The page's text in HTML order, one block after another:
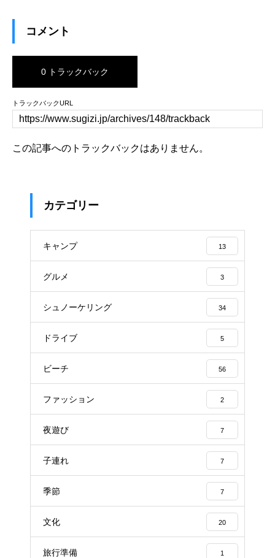
コメント
0 トラックバック
トラックバックURL
この記事へのトラックバックはありません。
カテゴリー
キャンプ 13
グルメ 3
シュノーケリング 34
ドライブ 5
ビーチ 56
ファッション 2
夜遊び 7
子連れ 7
季節 7
文化 20
旅行準備 1